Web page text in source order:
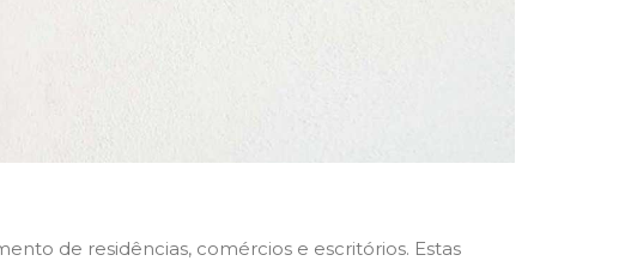
de residências, comércios e escritórios. Estas